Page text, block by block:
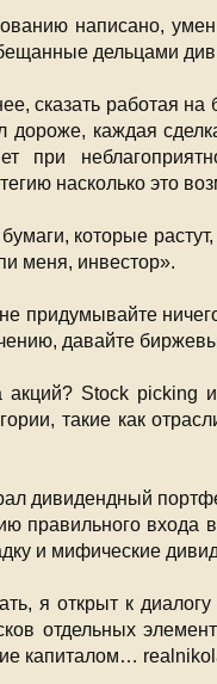
написано,
дельцами
сказать работая
дороже, каждая
при
насколько это
которые
меня, инвестор».
придумывайте
давайте
Stock picking
такие как
дивидендный
правильного входа
и мифические
я открыт к
отдельных
капиталом…